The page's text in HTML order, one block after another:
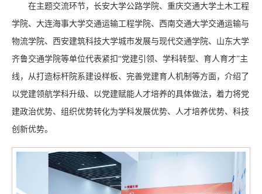
在主题交流环节，长安大学公路学院、重庆交通大学土木工程
学院、大连海事大学交通运输工程学院、西南交通大学交通运输与
物流学院、西安建筑科技大学城市发展与现代交通学院、山东大学
齐鲁交通学院等单位代表紧扣“党建引领、学科转型、育人育才”主
线，从打造标杆院系建设样板、完善党建育人机制等方面，介绍了
以党建领航学科升级、以党建赋能人才培养的具体做法，着力将党
建政治优势、组织优势转化为学科发展优势、人才培养优势、科技
创新优势。